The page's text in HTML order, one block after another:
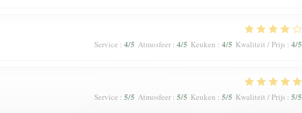
Service : 4/5 Atmosfeer: 4/5 Keuken : 4/5 Kwaliteit / Prijs: 4/5
Service : 5/5 Atmosfeer: 5/5 Keuken : 5/5 Kwaliteit / Prijs: 5/5